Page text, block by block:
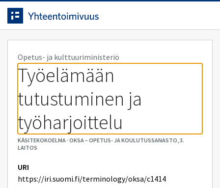
Siirrytty
sivulle
Siirry suoraan sisältöön.
Opetus- ja kulttuuriministeriö
Työelämään
tutustuminen ja
työharjoittelu
KÄSITEKOKOELMA· OKSA – OPETUS- JA KOULUTUSSANASTO, 3.
LAITOS
URI
https://iri.suomi.fi/terminology/oksa/c1414